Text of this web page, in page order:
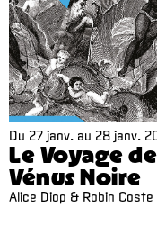
Du 27 janv. au 28 janv.
Le Voyage
Vénus Noire
Alice Diop & Robin Coste